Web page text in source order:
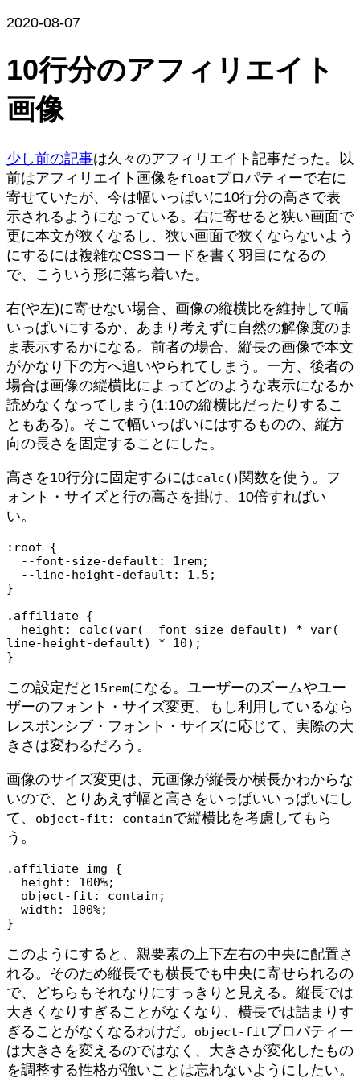
2020-08-07
10行分のアフィリエイト
画像
少し前の記事は久々のアフィリエイト記事だった。以
前はアフィリエイト画像をfloatプロパティーで右に
寄せていたが、今は幅いっぱいに10行分の高さで表
示されるようになっている。右に寄せると狭い画面で
更に本文が狭くなるし、狭い画面で狭くならないよう
にするには複雑なCSSコードを書く羽目になるの
で、こういう形に落ち着いた。
右(や左)に寄せない場合、画像の縦横比を維持して幅
いっぱいにするか、あまり考えずに自然の解像度のま
ま表示するかになる。前者の場合、縦長の画像で本文
がかなり下の方へ追いやられてしまう。一方、後者の
場合は画像の縦横比によってどのような表示になるか
読めなくなってしまう(1:10の縦横比だったりするこ
ともある)。そこで幅いっぱいにはするものの、縦方
向の長さを固定することにした。
高さを10行分に固定するにはcalc() 関数を使う。フ
ォント・サイズと行の高さを掛け、10倍すればい
い。
:root {
}
.affiliate {
line-height-default) * 10);
}
この設定だと 15remになる。ユーザーのズームやユー
ザーのフォント・サイズ変更、もし利用しているなら
レスポンシブ・フォント・サイズに応じて、実際の大
きさは変わるだろう。
画像のサイズ変更は、元画像が縦長か横長かわからな
いので、とりあえず幅と高さをいっぱいいっぱいにし
て、
object-fit: containで縦横比を考慮してもら
う。
.affiliate img {
}
このようにすると、親要素の上下左右の中央に配置さ
れる。そのため縦長でも横長でも中央に寄せられるの
で、どちらもそれなりにすっきりと見える。縦長では
大きくなりすぎることがなくなり、横長では詰まりす
ぎることがなくなるわけだ。
object-fitプロパティー
は大きさを変えるのではなく、大きさが変化したもの
を調整する性格が強いことは忘れないようにしたい。